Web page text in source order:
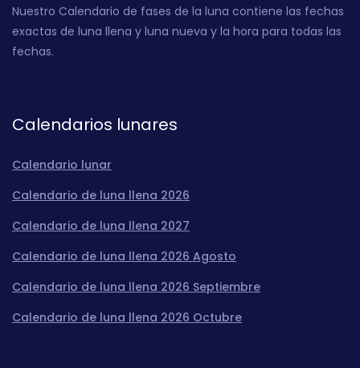
Nuestro Calendario de fases de la luna contiene las fechas
exactas de luna llena y luna nueva y la hora para todas las
fechas.
Calendarios lunares
Calendario lunar
Calendario de luna llena 2026
Calendario de luna llena 2027
Calendario de luna llena 2026 Agosto
Calendario de luna llena 2026 Septiembre
Calendario de luna llena 2026 Octubre